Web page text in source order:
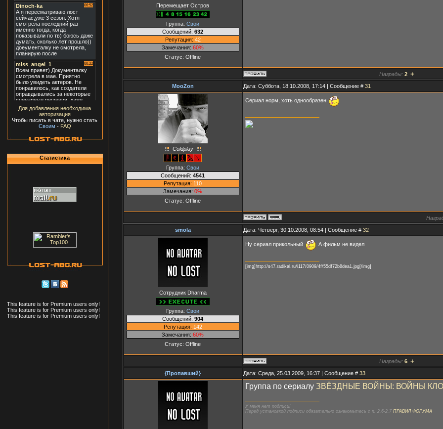
Для добавления необходима
авторизация
Чтобы писать в чате, нужно стать
Своим - FAQ
Статистика
This feature is for Premium users only!
This feature is for Premium users only!
This feature is for Premium users only!
Перемещает Остров
Группа: Свои
Сообщений: 632
Репутация: 42
Замечания: 60%
Статус: Offline
Награды: 2 +
MooZon Дата: Суббота, 18.10.2008, 17:14 | Сообщение # 31
Coldplay
Группа: Свои
Сообщений: 4541
Репутация: 110
Замечания: 0%
Статус: Offline
Сериал норм, хоть однообразен
smola Дата: Четверг, 30.10.2008, 08:54 | Сообщение # 32
Сотрудник Dharma
Группа: Свои
Сообщений: 904
Репутация: 142
Замечания: 60%
Статус: Offline
Ну сериал прикольный А фильм не видел
[img]http://s47.radikal.ru/i117/0909/4f/55df72b8dea1.jpg[/img]
Награды: 6 +
{Пропавший} Дата: Среда, 25.03.2009, 16:37 | Сообщение # 33
Группа по сериалу ЗВЁЗДНЫЕ ВОЙНЫ: ВОЙНЫ
У меня нет подписи!
Перед установкой подписи обязательно ознакомьтесь с п. 2.6-2.7 ПРАВИЛ ФОРУМА